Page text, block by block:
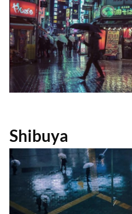
Shibuya